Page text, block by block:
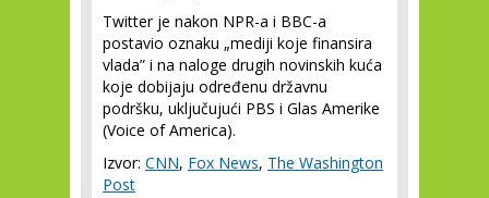
Twitter je nakon NPR-a i BBC-a
postavio oznaku „mediji koje finansira
vlada” i na naloge drugih novinskih kuća
koje dobijaju određenu državnu
podršku, uključujući PBS i Glas Amerike
(Voice of America).
Izvor: CNN, Fox News, The Washington
Post